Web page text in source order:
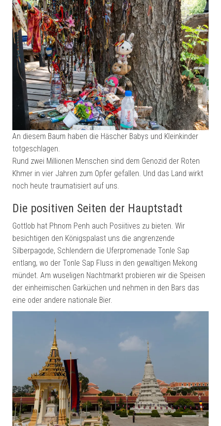
An diesem Baum haben die Häscher Babys und Kleinkinder
totgeschlagen.
Rund zwei Millionen Menschen sind dem Genozid der Roten
Khmer in vier Jahren zum Opfer gefallen. Und das Land wirkt
noch heute traumatisiert auf uns.
Die positiven Seiten der Hauptstadt
Gottlob hat Phnom Penh auch Posiitives zu bieten. Wir
besichtigen den Königspalast uns die angrenzende
Silberpagode, Schlendern die Uferpromenade Tonle Sap
entlang, wo der Tonle Sap Fluss in den gewaltigen Mekong
mündet. Am wuseligen Nachtmarkt probieren wir die Speisen
der einheimischen Garküchen und nehmen in den Bars das
eine oder andere nationale Bier.